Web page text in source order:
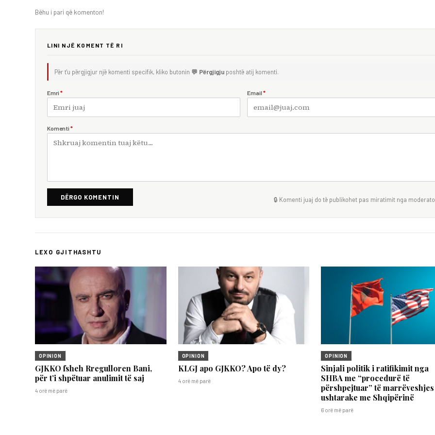
Bëhu i pari që komenton!
LINI NJË KOMENT TË RI
Për t'u përgjigjur një komenti specifik, kliko butonin 💬 Përgjigju poshtë atij komenti.
Emri * Email *
Komenti *
DËRGO KOMENTIN 🔒 Komenti juaj do të publikohet pas miratimit nga
LEXO GJITHASHTU
OPINION
GJKKO fsheh Rregulloren Bani,
për t’i shpëtuar anulimit të saj
4 orë më parë
OPINION
KLGJ apo GJKKO? Apo të dy?
4 orë më parë
OPINION
Sinjali politik i ratifikimit nga
SHBA me “procedurë të
përshpejtuar” të marrëveshjes
ushtarake me Shqipërinë
6 orë më parë